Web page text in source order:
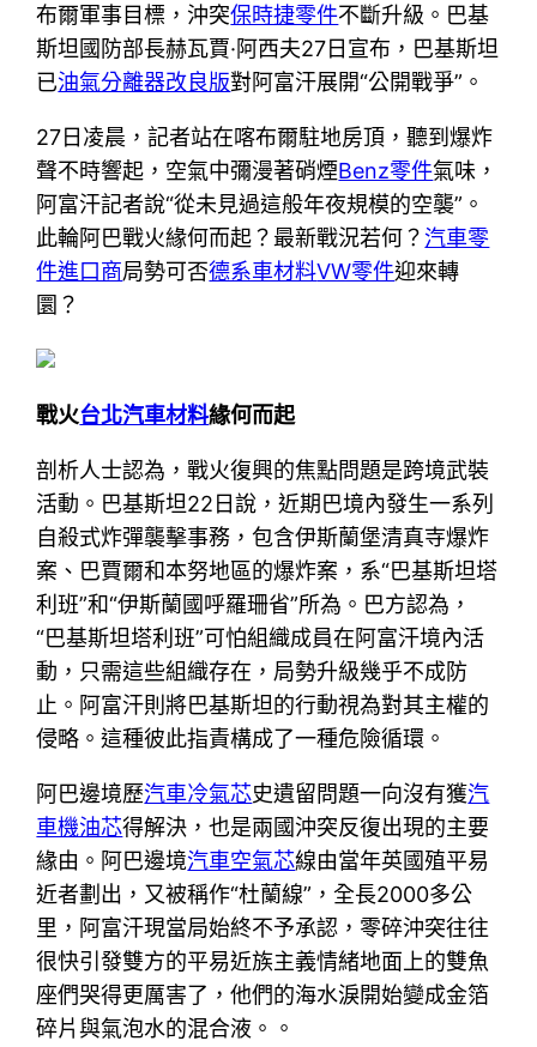
布爾軍事目標，沖突保時捷零件不斷升級。巴基
斯坦國防部長赫瓦賈·阿西夫27日宣布，巴基斯坦
已油氣分離器改良版對阿富汗展開“公開戰爭”。
27日凌晨，記者站在喀布爾駐地房頂，聽到爆炸
聲不時響起，空氣中彌漫著硝煙Benz零件氣味，
阿富汗記者說“從未見過這般年夜規模的空襲”。
此輪阿巴戰火緣何而起？最新戰況若何？汽車零
件進口商局勢可否德系車材料VW零件迎來轉
圜？
戰火台北汽車材料緣何而起
剖析人士認為，戰火復興的焦點問題是跨境武裝
活動。巴基斯坦22日說，近期巴境內發生一系列
自殺式炸彈襲擊事務，包含伊斯蘭堡清真寺爆炸
案、巴賈爾和本努地區的爆炸案，系“巴基斯坦塔
利班”和“伊斯蘭國呼羅珊省”所為。巴方認為，
“巴基斯坦塔利班”可怕組織成員在阿富汗境內活
動，只需這些組織存在，局勢升級幾乎不成防
止。阿富汗則將巴基斯坦的行動視為對其主權的
侵略。這種彼此指責構成了一種危險循環。
阿巴邊境歷汽車冷氣芯史遺留問題一向沒有獲汽
車機油芯得解決，也是兩國沖突反復出現的主要
緣由。阿巴邊境汽車空氣芯線由當年英國殖平易
近者劃出，又被稱作“杜蘭線”，全長2000多公
里，阿富汗現當局始終不予承認，零碎沖突往往
很快引發雙方的平易近族主義情緒地面上的雙魚
座們哭得更厲害了，他們的海水淚開始變成金箔
碎片與氣泡水的混合液。。